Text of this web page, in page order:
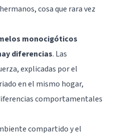
cosa que rara vez
monocigóticos
diferencias. Las
explicadas por el
en el mismo hogar,
comportamentales
compartido y el